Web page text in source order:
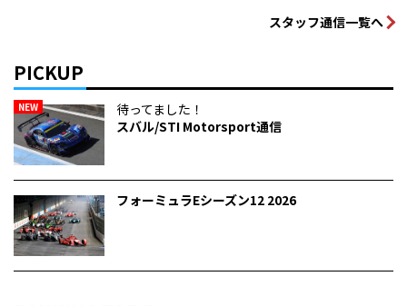
スタッフ通信一覧へ
PICKUP
NEW
待ってました！
スバル/STI Motorsport通信
フォーミュラEシーズン12 2026